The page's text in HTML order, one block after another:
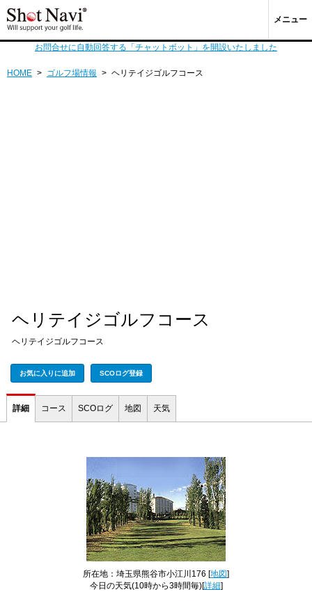
メニュー
お問合せに自動回答する「チャットボット」を開設いたしました
HOME > ゴルフ場情報 > ヘリテイジゴルフコース
ヘリテイジゴルフコース
ヘリテイジゴルフコース
お気に入りに追加 SCOログ登録
詳細 コース SCOログ 地図 天気
所在地：埼玉県熊谷市小江川176 [地図]
今日の天気(10時から3時間毎)[詳細]